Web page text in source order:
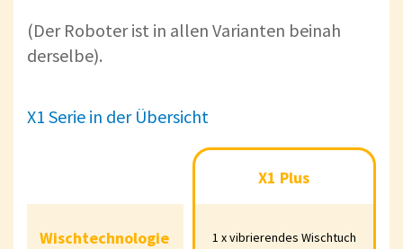
(Der Roboter ist in allen Varianten beinah
derselbe).
X1 Serie in der Übersicht
Wischtechnologie 1 x vibrierendes
X1 Plus
1 x vibrierendes Wischtuch
Wischtechnologie